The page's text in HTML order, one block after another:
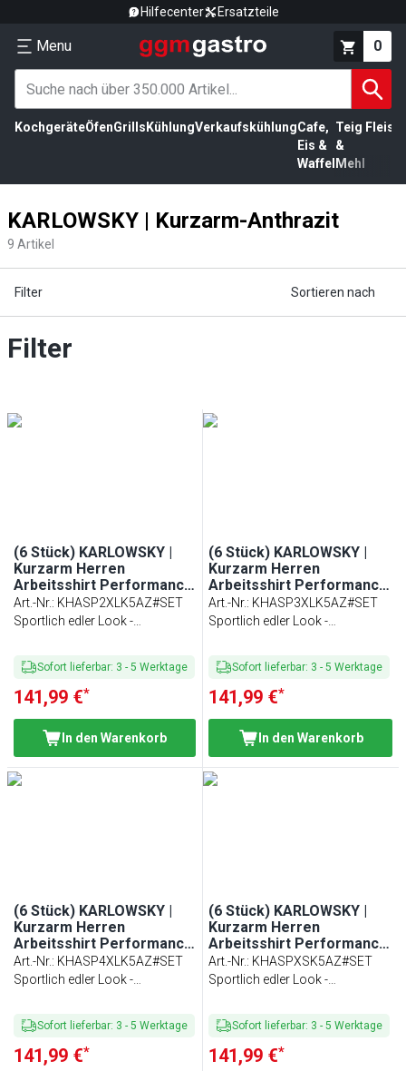
Hilfecenter Ersatzteile
Menu 0
KochgeräteÖfenGrills KühlungVerkaufskühlungCafe,
Eis &
Waffel
Teig
&
Mehl
KARLOWSKY | Kurzarm-Anthrazit
9 Artikel
Filter Sortieren nach
Filter
(6 Stück) KARLOWSKY |
Kurzarm Herren
Arbeitsshirt Performance
- Anthrazit - Größe: XXL
Art.-Nr.: KHASP2XLK5AZ#SET
Sportlich edler Look -
Sofort lieferbar: 3 - 5 Werktage
141,99 €*
In den Warenkorb
(6 Stück) KARLOWSKY |
Kurzarm Herren
Arbeitsshirt Performance
- Anthrazit - Größe: 3XL
Art.-Nr.: KHASP3XLK5AZ#SET
Sportlich edler Look -
Sofort lieferbar: 3 -5 Werktage
141,99 €*
In den Warenkorb
(6 Stück) KARLOWSKY |
Kurzarm Herren
Arbeitsshirt Performance
- Anthrazit - Größe: 4XL
Art.-Nr.: KHASP4XLK5AZ#SET
Sportlich edler Look -
Sofort lieferbar: 3 - 5 Werktage
141,99 €*
(6 Stück) KARLOWSKY |
Kurzarm Herren
Arbeitsshirt Performance
- Anthrazit - Größe: XS
Art.-Nr.: KHASPXSK5AZ#SET
Sportlich edler Look -
Sofort lieferbar: 3 -5 Werktage
141,99 €*